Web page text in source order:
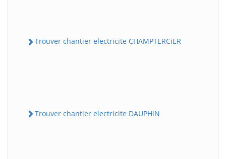
Trouver chantier electricite CHAMPTERCiER
Trouver chantier electricite DAUPHiN